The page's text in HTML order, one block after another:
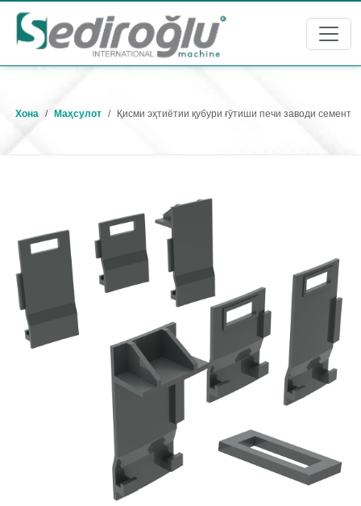
Хона Маҳсулот Қисми эҳтиётии қубури ғӯтиши печи заводи семент